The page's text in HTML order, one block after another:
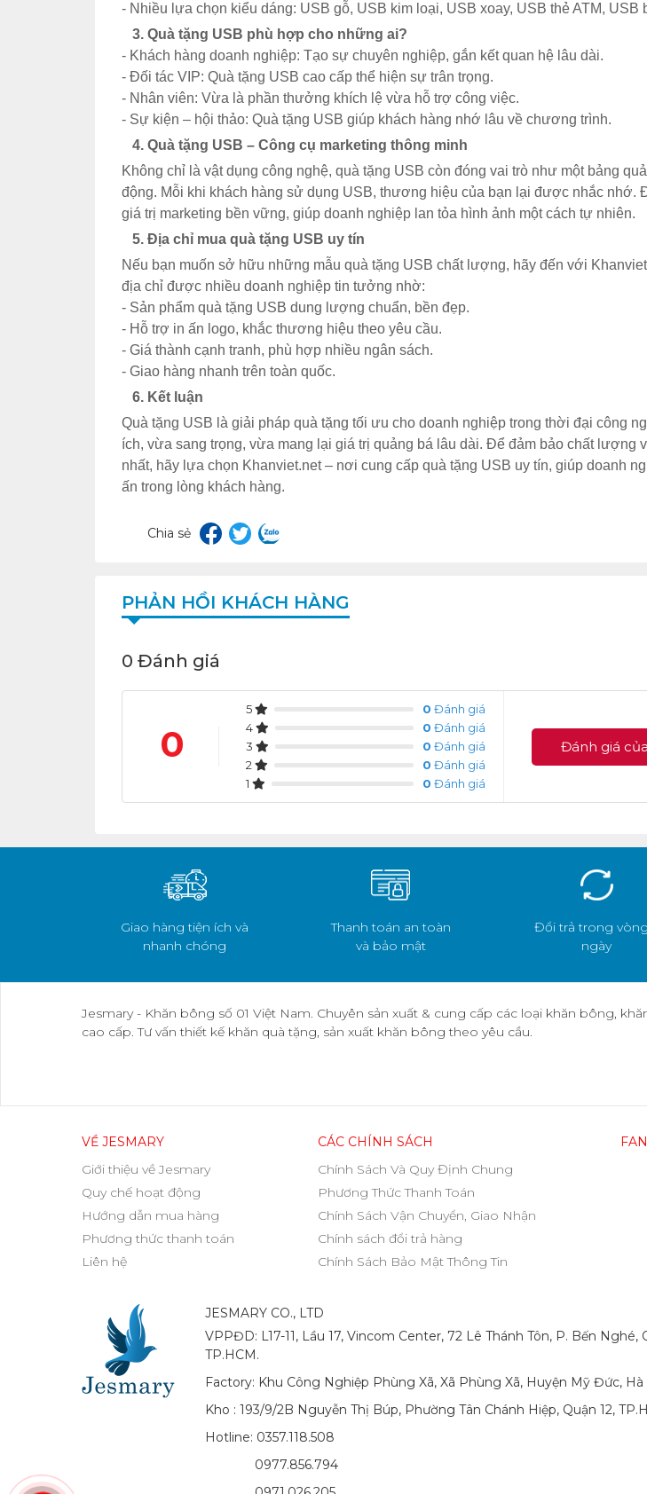
- Nhiều lựa chọn kiểu dáng: USB gỗ, USB kim loại, USB xoay, USB thẻ ATM, USB
3. Quà tặng USB phù hợp cho những ai?
- Khách hàng doanh nghiệp: Tạo sự chuyên nghiệp, gắn kết quan hệ lâu dài.
- Đối tác VIP: Quà tặng USB cao cấp thể hiện sự trân trọng.
- Nhân viên: Vừa là phần thưởng khích lệ vừa hỗ trợ công việc.
- Sự kiện – hội thảo: Quà tặng USB giúp khách hàng nhớ lâu về chương trình.
4. Quà tặng USB – Công cụ marketing thông minh
Không chỉ là vật dụng công nghệ, quà tặng USB còn đóng vai trò như một bảng
động. Mỗi khi khách hàng sử dụng USB, thương hiệu của bạn lại được nhắc nhớ.
giá trị marketing bền vững, giúp doanh nghiệp lan tỏa hình ảnh một cách tự nhiên.
5. Địa chỉ mua quà tặng USB uy tín
Nếu bạn muốn sở hữu những mẫu quà tặng USB chất lượng, hãy đến với
địa chỉ được nhiều doanh nghiệp tin tưởng nhờ:
- Sản phẩm quà tặng USB dung lượng chuẩn, bền đẹp.
- Hỗ trợ in ấn logo, khắc thương hiệu theo yêu cầu.
- Giá thành cạnh tranh, phù hợp nhiều ngân sách.
- Giao hàng nhanh trên toàn quốc.
6. Kết luận
Quà tặng USB là giải pháp quà tặng tối ưu cho doanh nghiệp trong thời đại công
ích, vừa sang trọng, vừa mang lại giá trị quảng bá lâu dài. Để đảm bảo chất lượng
nhất, hãy lựa chọn Khanviet.net – nơi cung cấp quà tặng USB uy tín, giúp doanh
ấn trong lòng khách hàng.
Chia sẻ
PHẢN HỒI KHÁCH HÀNG
0 Đánh giá
0
5 0 Đánh giá
4
0 Đánh giá
3
0 Đánh giá
2
0 Đánh giá
1
0 Đánh giá
Đánh giá
Giao hàng tiện ích và
nhanh chóng
Thanh toán an toàn
và bảo mật
Đổi trả trong
ngày
Jesmary - Khăn bông số 01 Việt Nam. Chuyên sản xuất & cung cấp các loại khăn bông,
cao cấp. Tư vấn thiết kế khăn quà tặng, sản xuất khăn bông theo yêu cầu.
VỀ JESMARY
Giới thiệu về Jesmary
Quy chế hoạt động
Hướng dẫn mua hàng
Phương thức thanh toán
Liên hệ
CÁC CHÍNH SÁCH
Chính Sách Và Quy Định Chung
Phương Thức Thanh Toán
Chính Sách Vận Chuyển, Giao Nhận
Chính sách đổi trả hàng
Chính Sách Bảo Mật Thông Tin
JESMARY CO., LTD
VPPĐD: L17-11, Lầu 17, Vincom Center, 72 Lê Thánh Tôn, P. Bến Nghé,
TP.HCM.
Factory: Khu Công Nghiệp Phùng Xã, Xã Phùng Xã, Huyện Mỹ Đức, Hà
Kho : 193/9/2B Nguyễn Thị Búp, Phường Tân Chánh Hiệp, Quận 12,
Hotline: 0357.118.508
0977.856.794